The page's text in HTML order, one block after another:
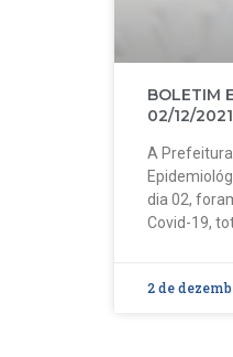
BOLETIM
02/12/2021
A Prefeitura
dia 02,
Covid-19,
2 de